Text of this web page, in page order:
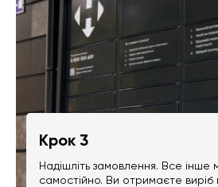
Крок 3
Надішліть замовлення. Все інше
самостійно. Ви отримаєте виріб